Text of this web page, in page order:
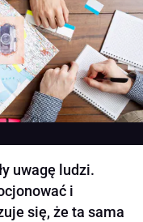
uwagę ludzi.
i
się, że ta sama